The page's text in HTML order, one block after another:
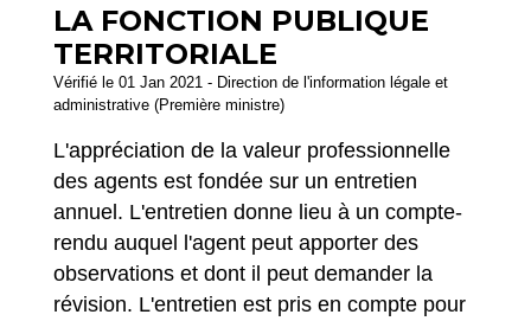
LA FONCTION PUBLIQUE
TERRITORIALE
Vérifié le 01 Jan 2021 - Direction de l'information légale et
administrative (Première ministre)
L'appréciation de la valeur professionnelle
des agents est fondée sur un entretien
annuel. L'entretien donne lieu à un compte-
rendu auquel l'agent peut apporter des
observations et dont il peut demander la
révision. L'entretien est pris en compte pour